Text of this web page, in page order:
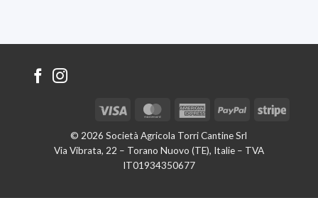
© 2026 Società Agricola Torri Cantine Srl
Via Vibrata, 22 – Torano Nuovo (TE), Italie – TVA
IT01934350677
Visa MasterCardAmericanPayPal Stripe